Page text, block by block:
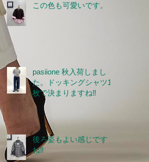
この色も可愛いです。
pasiione 秋入荷しまし
た。ドッキングシャツ1
枚で決まりますね‼
後ろ姿もよい感じです
ね‼